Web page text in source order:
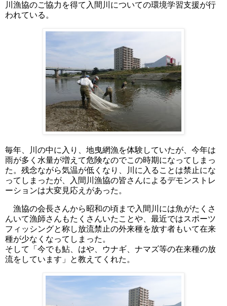
川漁協のご協力を得て入間川についての環境学習支援が行
われている。
毎年、川の中に入り、地曳網漁を体験していたが、今年は
雨が多く水量が増えて危険なのでこの時期になってしまっ
た。残念ながら気温が低くなり、川に入ることは禁止にな
ってしまったが、入間川漁協の皆さんによるデモンストレ
ーションは大変見応えがあった。
漁協の会長さんから昭和の頃まで入間川には魚がたくさ
んいて漁師さんもたくさんいたことや、最近ではスポーツ
フィッシングと称し放流禁止の外来種を放す者もいて在来
種が少なくなってしまった。
そして「今でも鮎、はや、ウナギ、ナマズ等の在来種の放
流をしています」と教えてくれた。